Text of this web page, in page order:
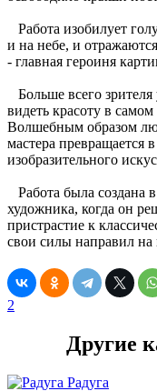
Работа изобилует
и на небе, и
- главная героиня
Больше всего зрителя
видеть красоту в
Волшебным образом
мастера
изобразительного
Работа была создана
художника, когда он
пристрастие к
свои силы направил на
2
Другие
Радуга